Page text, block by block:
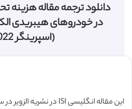
دانلود ترجمه مقاله هزینه
در خودروهای هیبریدی
(اسپرینگر 2022)